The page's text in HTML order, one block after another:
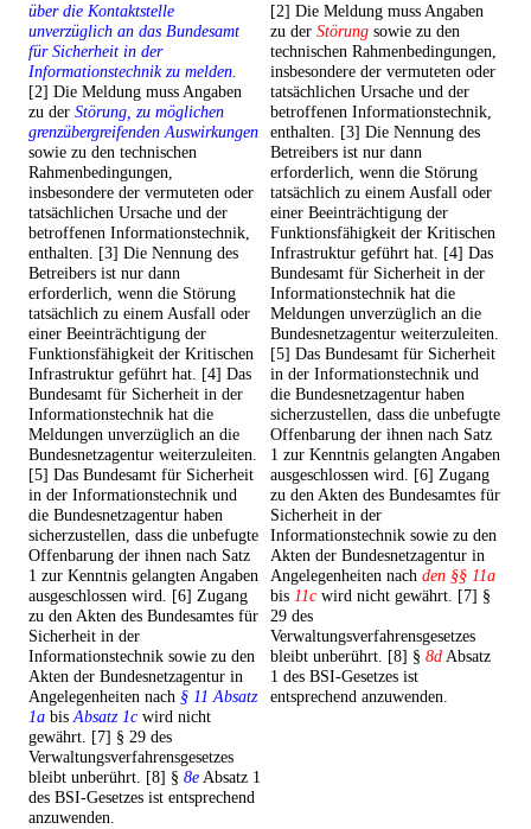
über die Kontaktstelle
unverzüglich an das Bundesamt
für Sicherheit in der
Informationstechnik zu melden.
[2] Die Meldung muss Angaben
zu der Störung, zu möglichen
grenzübergreifenden Auswirkungen
sowie zu den technischen
Rahmenbedingungen,
insbesondere der vermuteten oder
tatsächlichen Ursache und der
betroffenen Informationstechnik,
enthalten. [3] Die Nennung des
Betreibers ist nur dann
erforderlich, wenn die Störung
tatsächlich zu einem Ausfall oder
einer Beeinträchtigung der
Funktionsfähigkeit der Kritischen
Infrastruktur geführt hat. [4] Das
Bundesamt für Sicherheit in der
Informationstechnik hat die
Meldungen unverzüglich an die
Bundesnetzagentur weiterzuleiten.
[5] Das Bundesamt für Sicherheit
in der Informationstechnik und
die Bundesnetzagentur haben
sicherzustellen, dass die unbefugte
Offenbarung der ihnen nach Satz
1 zur Kenntnis gelangten Angaben
ausgeschlossen wird. [6] Zugang
zu den Akten des Bundesamtes für
Sicherheit in der
Informationstechnik sowie zu den
Akten der Bundesnetzagentur in
Angelegenheiten nach § 11 Absatz
1a bisAbsatz 1c wird nicht
gewährt. [7] § 29 des
Verwaltungsverfahrensgesetzes
bleibt unberührt. [8] § 8eAbsatz 1
des BSI-Gesetzes ist entsprechend
anzuwenden.
[2] Die Meldung muss Angaben
zu der Störung sowie zu den
technischen Rahmenbedingungen,
insbesondere der vermuteten oder
tatsächlichen Ursache und der
betroffenen Informationstechnik,
enthalten. [3] Die Nennung des
Betreibers ist nur dann
erforderlich, wenn die Störung
tatsächlich zu einem Ausfall oder
einer Beeinträchtigung der
Funktionsfähigkeit der Kritischen
Infrastruktur geführt hat. [4] Das
Bundesamt für Sicherheit in der
Informationstechnik hat die
Meldungen unverzüglich an die
Bundesnetzagentur weiterzuleiten.
[5] Das Bundesamt für Sicherheit
in der Informationstechnik und
die Bundesnetzagentur haben
sicherzustellen, dass die unbefugte
Offenbarung der ihnen nach Satz
1 zur Kenntnis gelangten Angaben
ausgeschlossen wird. [6] Zugang
zu den Akten des Bundesamtes für
Sicherheit in der
Informationstechnik sowie zu den
Akten der Bundesnetzagentur in
Angelegenheiten nach den §§ 11a
bis 11c wird nicht gewährt. [7] §
29 des
Verwaltungsverfahrensgesetzes
bleibt unberührt. [8] § 8dAbsatz
1 des BSI-Gesetzes ist
entsprechend anzuwenden.